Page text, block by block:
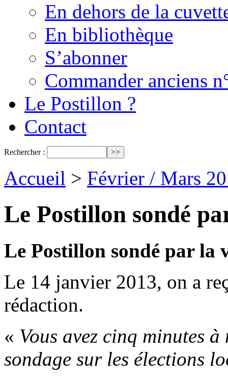
En dehors de la
En bibliothèque
S’abonner
Commander anciens
Le Postillon ?
Contact
Rechercher :
Accueil > Février / Mars
Le Postillon sondé
Le Postillon sondé par la
Le 14 janvier 2013, on a
rédaction.
« Vous avez cinq minutes
sondage sur les élections